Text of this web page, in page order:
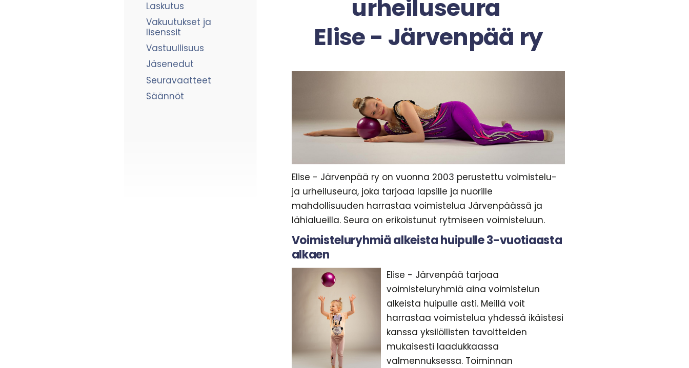
Laskutus
Vakuutukset ja
lisenssit
Vastuullisuus
Jäsenedut
Seuravaatteet
Säännöt
urheiluseura
Elise - Järvenpää ry
Elise - Järvenpää ry on vuonna 2003 perustettu voimistelu-
ja urheiluseura, joka tarjoaa lapsille ja nuorille
mahdollisuuden harrastaa voimistelua Järvenpäässä ja
lähialueilla. Seura on erikoistunut rytmiseen voimisteluun.
Voimisteluryhmiä alkeista huipulle 3-vuotiaasta
alkaen
Elise - Järvenpää tarjoaa
voimisteluryhmiä aina voimistelun
alkeista huipulle asti. Meillä voit
harrastaa voimistelua yhdessä ikäistesi
kanssa yksilöllisten tavoitteiden
mukaisesti laadukkaassa
valmennuksessa. Toiminnan